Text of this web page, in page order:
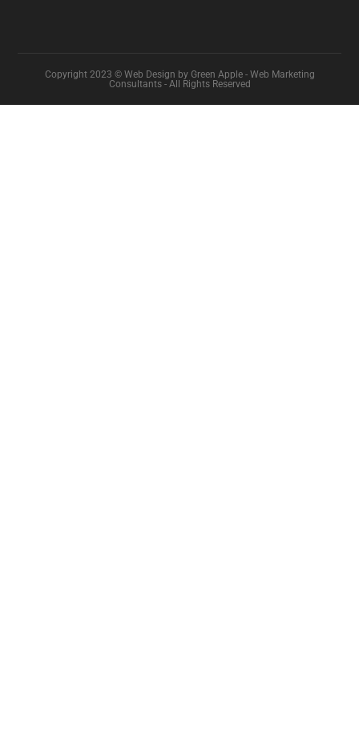
Copyright 2023 © Web Design by Green Apple - Web Marketing
Consultants - All Rights Reserved